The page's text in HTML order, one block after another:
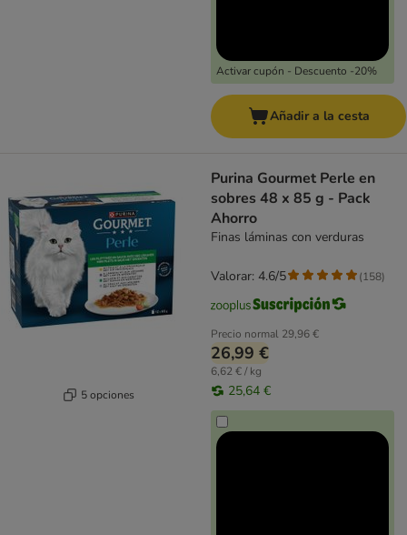
Activar cupón - Descuento -20%
Añadir a la cesta
5 opciones
Purina Gourmet Perle en
sobres 48 x 85 g - Pack
Ahorro
Finas láminas con verduras
Precio normal 29,96 €
26,99 €
6,62 € / kg
25,64 €
Valorar: 4.6/5 (158)